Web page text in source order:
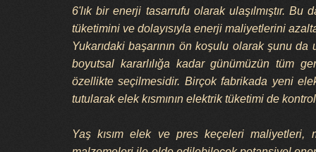
6'lık bir enerji tasarrufu olarak ulaşılmıştır. Bu
tüketimini ve dolayısıyla enerji maliyetlerini
Yukarıdaki başarının ön koşulu olarak şunu
boyutsal kararlılığa kadar günümüzün tüm
özellikte seçilmesidir. Birçok fabrikada yeni
tutularak elek kısmının elektrik tüketimi de
Yaş kısım elek ve pres keçeleri maliyetleri,